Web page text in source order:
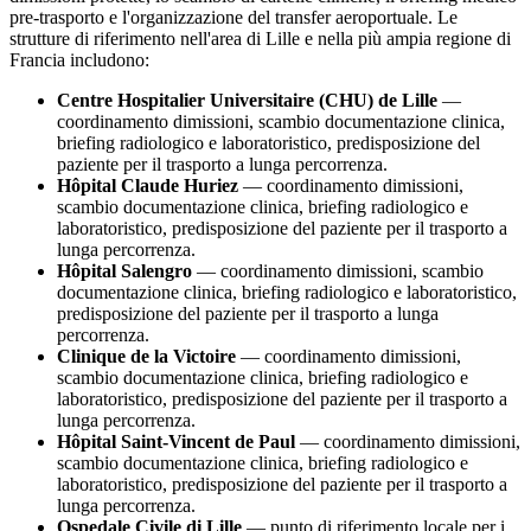
pre-trasporto e l'organizzazione del transfer aeroportuale. Le
strutture di riferimento nell'area di Lille e nella più ampia regione di
Francia includono:
Centre Hospitalier Universitaire (CHU) de Lille —
coordinamento dimissioni, scambio documentazione clinica,
briefing radiologico e laboratoristico, predisposizione del
paziente per il trasporto a lunga percorrenza.
Hôpital Claude Huriez — coordinamento dimissioni,
scambio documentazione clinica, briefing radiologico e
laboratoristico, predisposizione del paziente per il trasporto a
lunga percorrenza.
Hôpital Salengro — coordinamento dimissioni, scambio
documentazione clinica, briefing radiologico e laboratoristico,
predisposizione del paziente per il trasporto a lunga
percorrenza.
Clinique de la Victoire — coordinamento dimissioni,
scambio documentazione clinica, briefing radiologico e
laboratoristico, predisposizione del paziente per il trasporto a
lunga percorrenza.
Hôpital Saint-Vincent de Paul — coordinamento dimissioni,
scambio documentazione clinica, briefing radiologico e
laboratoristico, predisposizione del paziente per il trasporto a
lunga percorrenza.
Ospedale Civile di Lille — punto di riferimento locale per i